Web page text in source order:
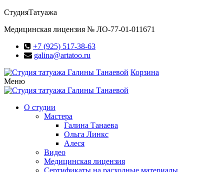
СтудияТатуажа
Медицинская лицензия № ЛО-77-01-011671
+7 (925) 517-38-63
galina@artatoo.ru
Корзина
Меню
О студии
Мастера
Галина Танаева
Ольга Линкс
Алеся
Видео
Медицинская лицензия
Сертификаты на расходные материалы